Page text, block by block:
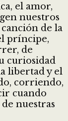
el amor,
nuestros
de la
príncipe,
de
curiosidad
libertad y el
corriendo,
cuando
nuestras